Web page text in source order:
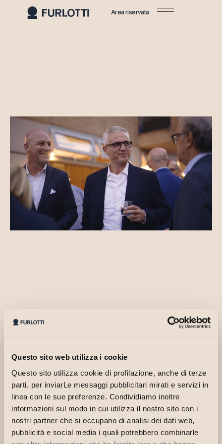
Questo sito web utilizza i cookie
Questo sito utilizza cookie di profilazione, anche di terze
parti, per inviarLe messaggi pubblicitari mirati e servizi in
linea con le sue preferenze. Condividiamo inoltre
informazioni sul modo in cui utilizza il nostro sito con i
nostri partner che si occupano di analisi dei dati web,
pubblicità e social media i quali potrebbero combinarle
Area riservata
La serata di inaugurazione diProiezioniè stata un
momento di incontro e di ascolto, in cui opere, parole
e relazioni hanno trovato uno spazio comune. Il
videorestituisce l’atmosfera di questo tempo
condiviso: non una celebrazione fine a sé stessa, ma
un’occasione per riflettere sul senso del lavoro, sulla
responsabilità culturale e sul valore dello sguardo